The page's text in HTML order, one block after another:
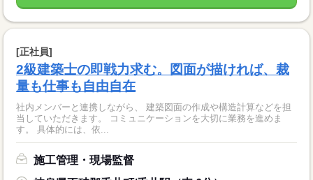
[正社員]
2級建築士の即戦力求む。図面が描ければ、裁
量も仕事も自由自在
社内メンバーと連携しながら、 建築図面の作成や構造計算などを担
当していただきます。 コミュニケーションを大切に業務を進めま
す。 具体的には、依...
施工管理・現場監督